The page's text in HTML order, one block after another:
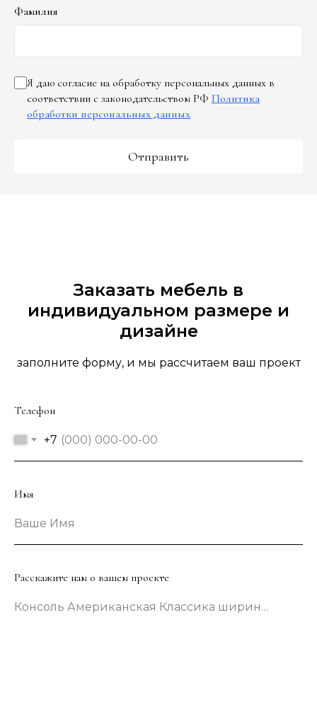
Фамилия
Я даю согласие на обработку персональных данных в
соответствии с законодательством РФ Политика
обработки персональных данных
Отправить
Заказать мебель в
индивидуальном размере и
дизайне
заполните форму, и мы рассчитаем ваш проект
Телефон
+7
Имя
Ваше Имя
Расскажите нам о вашем проекте
Консоль Американская Классика шириной 133 сантиметра в зеленом цвете